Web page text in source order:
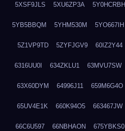
5XSF9JLS 5XU6ZP3A 5Y0HCRBH
5YB5BBQM 5YHM530M 5YO667IH
5Z1VP9TD 5ZYFJGV9 60IZ2Y44
6316UU0I 634ZKLU1 63MVU7SW
63X60DYM 64996J11 659M6G4O
65UV4E1K 660K94O5 663467JW
66C6U597 66NBHAON 675YBKS0